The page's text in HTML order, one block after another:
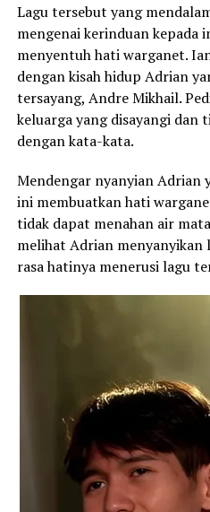
Lagu tersebut yang
mengenai kerinduan kepada
menyentuh hati warganet.
dengan kisah hidup Adrian
tersayang, Andre Mikhail.
keluarga yang disayangi dan
dengan kata-kata.
Mendengar nyanyian Adrian
ini membuatkan hati
tidak dapat menahan air
melihat Adrian menyanyikan
rasa hatinya menerusi lagu